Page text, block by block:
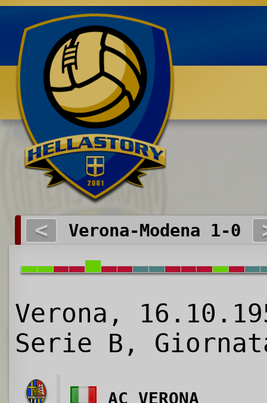
Benvenuti su HELLASTORY.net
< Verona-Modena 1-0
Verona,
Serie B,
AC VERONA